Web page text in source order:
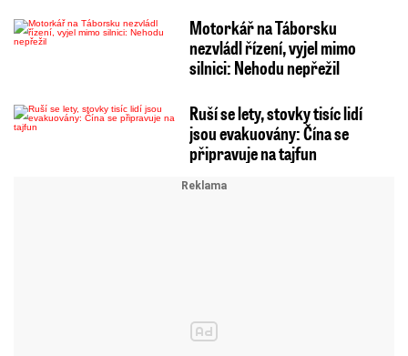
Motorkář na Táborsku
nezvládl řízení, vyjel mimo
silnici: Nehodu nepřežil
Ruší se lety, stovky tisíc lidí
jsou evakuovány: Čína se
připravuje na tajfun